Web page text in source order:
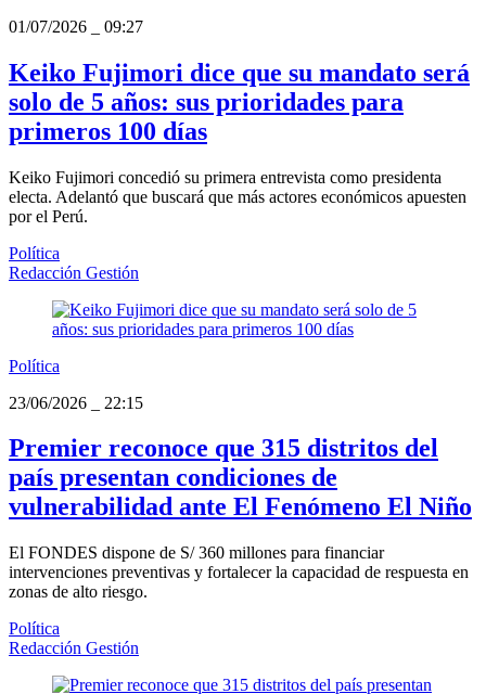
01/07/2026
09:27
Keiko Fujimori dice que su mandato será
solo de 5 años: sus prioridades para
primeros 100 días
Keiko Fujimori concedió su primera entrevista como presidenta
electa. Adelantó que buscará que más actores económicos apuesten
por el Perú.
Política
Redacción Gestión
Política
23/06/2026
22:15
Premier reconoce que 315 distritos del
país presentan condiciones de
vulnerabilidad ante El Fenómeno El Niño
El FONDES dispone de S/ 360 millones para financiar
intervenciones preventivas y fortalecer la capacidad de respuesta en
zonas de alto riesgo.
Política
Redacción Gestión